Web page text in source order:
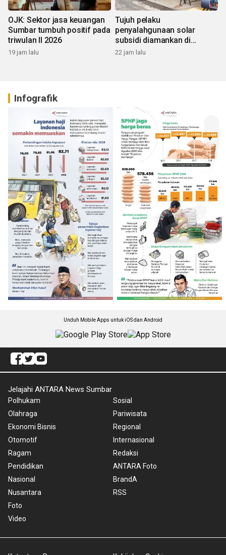
OJK: Sektor jasa keuangan
Sumbar tumbuh positif pada
triwulan II 2026
19 jam lalu
Tujuh pelaku
penyalahgunaan solar
subsidi diamankan di
Sumbar
22 jam lalu
Infografik
Unduh Mobile Apps untuk iOS dan Android
Jelajahi ANTARA News Sumbar
Polhukam
Olahraga
Ekonomi Bisnis
Otomotif
Ragam
Pendidikan
Nasional
Nusantara
Foto
Video
Sosial
Pariwisata
Regional
Internasional
Redaksi
ANTARA Foto
BrandA
RSS